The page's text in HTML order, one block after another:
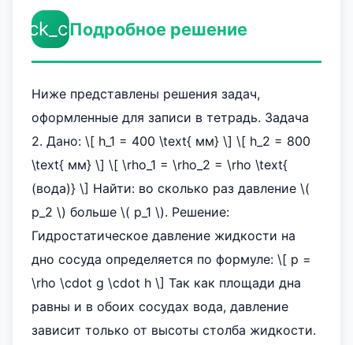
Подробное решение
Ниже представлены решения задач,
оформленные для записи в тетрадь. Задача
2. Дано: \[ h_1 = 400 \text{ мм} \] \[ h_2 = 800
\text{ мм} \] \[ \rho_1 = \rho_2 = \rho \text{
(вода)} \] Найти: во сколько раз давление \(
p_2 \) больше \( p_1 \). Решение:
Гидростатическое давление жидкости на
дно сосуда определяется по формуле: \[ p =
\rho \cdot g \cdot h \] Так как площади дна
равны и в обоих сосудах вода, давление
зависит только от высоты столба жидкости.